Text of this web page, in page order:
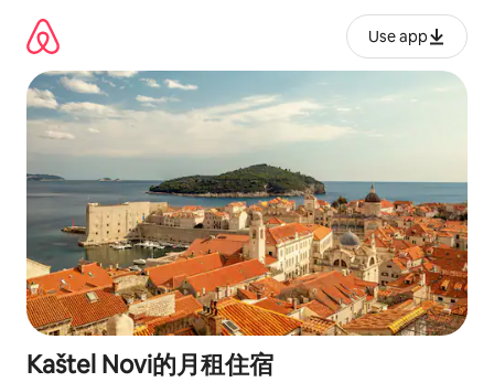
Use app
Kaštel Novi的月租住宿